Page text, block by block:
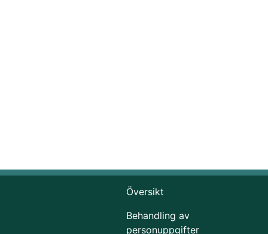
Översikt
Behandling av
personuppgifter